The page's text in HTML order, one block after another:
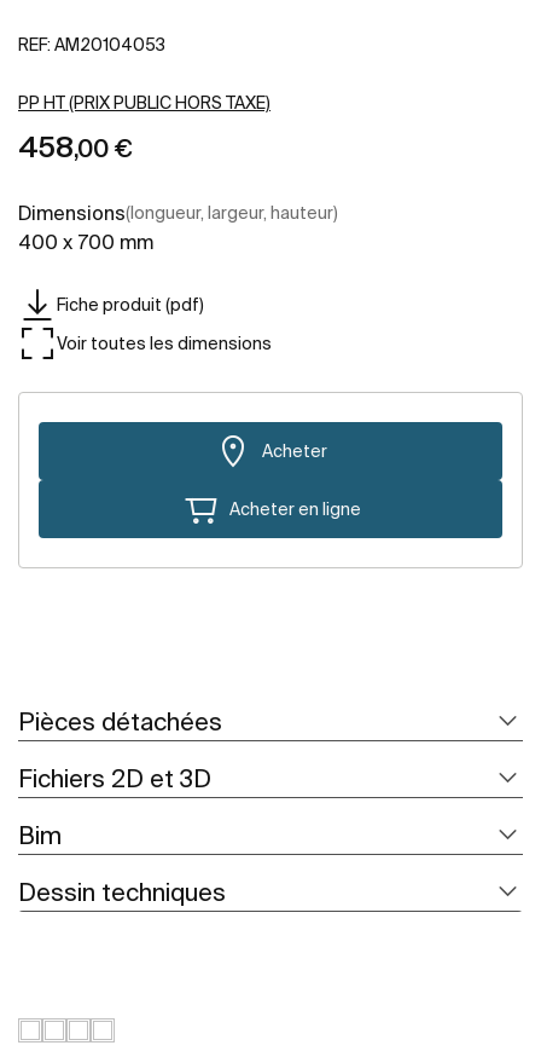
REF: AM20104053
PP HT (PRIX PUBLIC HORS TAXE)
458,00 €
Dimensions(longueur, largeur, hauteur)
400 x 700 mm
Fiche produit (pdf)
Voir toutes les dimensions
Acheter
Acheter en ligne
Pièces détachées
Fichiers 2D et 3D
Bim
Dessin techniques